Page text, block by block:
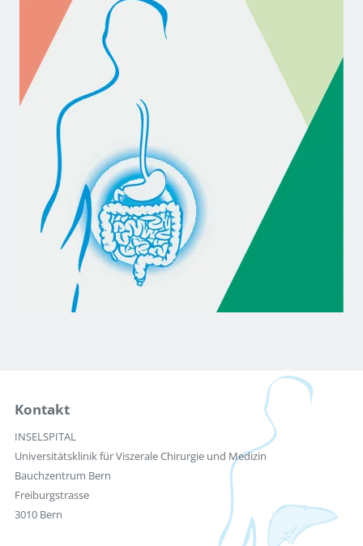
Kontakt
INSELSPITAL
Universitätsklinik für Viszerale Chirurgie und Medizin
Bauchzentrum Bern
Freiburgstrasse
3010 Bern